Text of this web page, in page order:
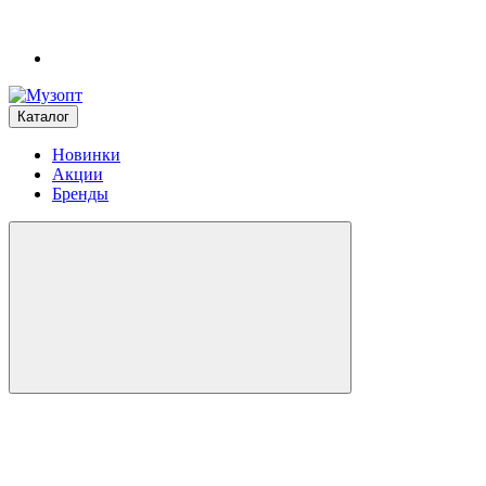
Каталог
Новинки
Акции
Бренды